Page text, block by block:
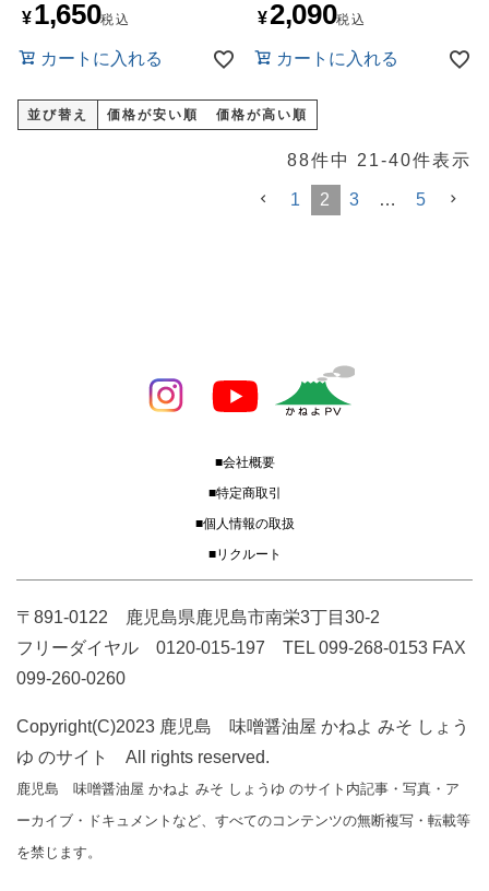
¥1,650税込
カートに入れる
¥2,090税込
カートに入れる
並び替え 価格が安い順 価格が高い順
88件中 21-40件表示
1 2 3 … 5
■会社概要
■特定商取引
■個人情報の取扱
■リクルート
〒891-0122 鹿児島県鹿児島市南栄3丁目30-2
フリーダイヤル 0120-015-197 TEL 099-268-0153 FAX
099-260-0260
Copyright(C)2023 鹿児島 味噌醤油屋 かねよ みそ しょう
ゆ のサイト All rights reserved.
鹿児島 味噌醤油屋 かねよ みそ しょうゆ のサイト内記事・写真・ア
ーカイブ・ドキュメントなど、すべてのコンテンツの無断複写・転載等
を禁じます。